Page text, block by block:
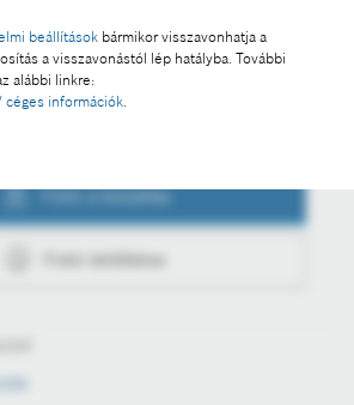
beállítások bármikor visszavonhatja a
a visszavonástól lép hatályba. További
alábbi linkre:
információk.
Fotó a kosárba
Fotó letöltése